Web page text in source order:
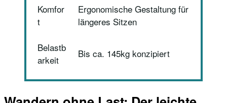
Komfor
t
Ergonomische Gestaltung für
längeres Sitzen
Belastb
arkeit
Bis ca. 145kg konzipiert